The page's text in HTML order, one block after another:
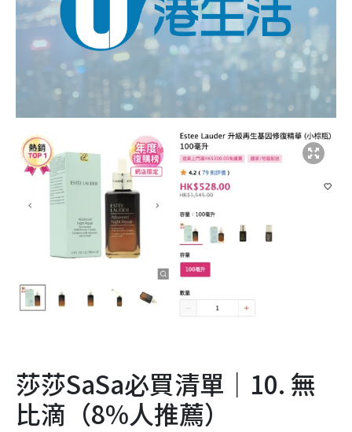
莎莎SaSa必買清單｜10. 無
比滴（8%人推薦）